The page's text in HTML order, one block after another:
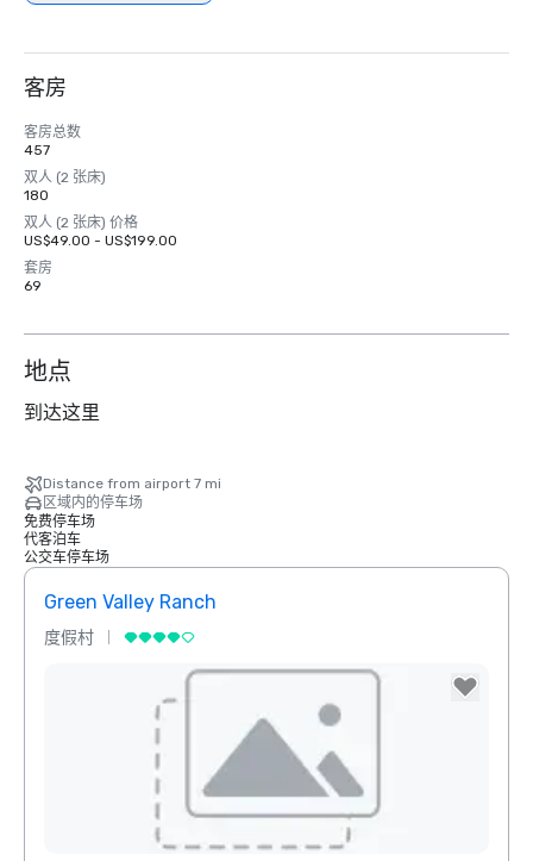
客房
客房总数
457
双人 (2 张床)
180
双人 (2 张床) 价格
US$49.00 - US$199.00
套房
69
地点
到达这里
Distance from airport 7 mi
区域内的停车场
免费停车场
代客泊车
公交车停车场
Green Valley Ranch
度假村